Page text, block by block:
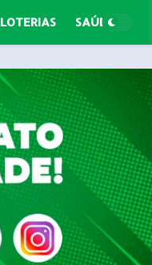
LOTERIAS SAÚDE